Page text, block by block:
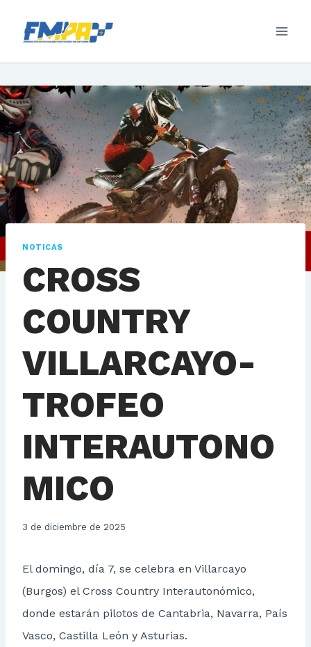
NOTICAS
CROSS
COUNTRY
VILLARCAYO-
TROFEO
INTERAUTONO
MICO
3 de diciembre de 2025
El domingo, día 7, se celebra en Villarcayo
(Burgos) el Cross Country Interautonómico,
donde estarán pilotos de Cantabria, Navarra, País
Vasco, Castilla León y Asturias.